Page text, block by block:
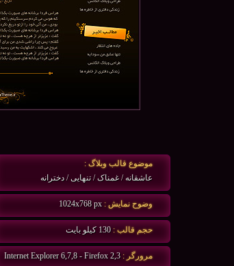
موضوع قالب وبلاگ :
عاشقانه / غمناک / تنهایی / دخترانه
وضوح نمايش :
حجم قالب : 130 كيلو بايت
مرورگر : Internet Explorer 6,7,8 - Firefox 2,3